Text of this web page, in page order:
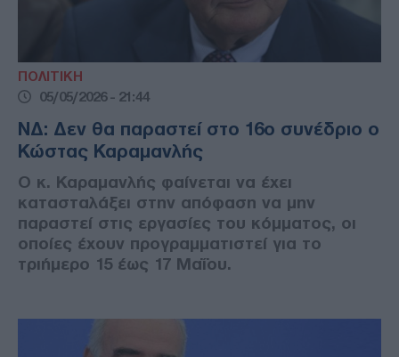
ΠΟΛΙΤΙΚΗ
05/05/2026 - 21:44
ΝΔ: Δεν θα παραστεί στο 16ο συνέδριο ο
Κώστας Καραμανλής
Ο κ. Καραμανλής φαίνεται να έχει
κατασταλάξει στην απόφαση να μην
παραστεί στις εργασίες του κόμματος, οι
οποίες έχουν προγραμματιστεί για το
τριήμερο 15 έως 17 Μαΐου.